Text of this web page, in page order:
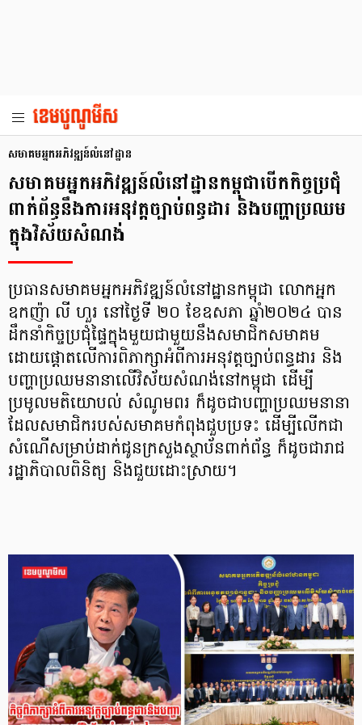
សមាគមអ្នកអភិវឌ្ឍន៍លំនៅដ្ឋាន
សមាគមអ្នកអភិវឌ្ឍន៍លំនៅដ្ឋានកម្ពុជាបើកកិច្ចប្រជុំ
ពាក់ព័ន្ធនឹងការអនុវត្តច្បាប់ពន្ធដារ និងបញ្ហាប្រឈម
ក្នុងវិស័យសំណង់
ប្រធានសមាគមអ្នកអភិវឌ្ឍន៍លំនៅដ្ឋានកម្ពុជា លោកអ្នក
ឧកញ៉ា លី ហួរ នៅថ្ងៃទី ២០ ខែឧសភា ឆ្នាំ២០២៤ បាន
ដឹកនាំកិច្ចប្រជុំផ្ទៃក្នុងមួយជាមួយនឹងសមាជិកសមាគម
ដោយផ្ដោតលើការពិភាក្សាអំពីការអនុវត្តច្បាប់ពន្ធដារ និង
បញ្ហាប្រឈមនានាលើវិស័យសំណង់នៅកម្ពុជា ដើម្បី
ប្រមូលមតិយោបល់ សំណូមពរ ក៏ដូចជាបញ្ហាប្រឈមនានា
ដែលសមាជិករបស់សមាគមកំពុងជួបប្រទះ ដើម្បីលើកជា
សំណើសម្រាប់ដាក់ជូនក្រសួងស្ថាប័នពាក់ព័ន្ធ ក៏ដូចជារាជ
រដ្ឋាភិបាលពិនិត្យ និងជួយដោះស្រាយ។